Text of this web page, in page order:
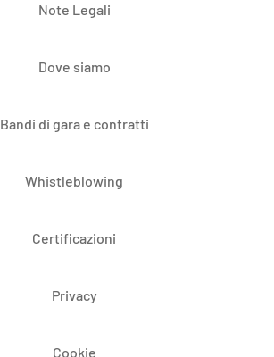
Note Legali
Dove siamo
Bandi di gara e contratti
Whistleblowing
Certificazioni
Privacy
Cookie